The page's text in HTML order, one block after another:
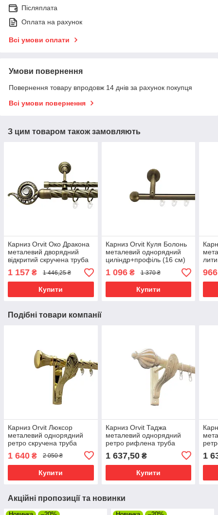
Післяплата
Оплата на рахунок
Всі умови оплати
Умови повернення
Повернення товару впродовж 14 днів за рахунок покупця
Всі умови повернення
З цим товаром також замовляють
Карниз Orvit Око Дракона
металевий дворядний
відкритий скручена труба
25\16 мм 200 см (00-
00018086)
1 157 ₴ 1 446,25 ₴
Купити
Карниз Orvit Куля Болонь
металевий однорядний
циліндр+профіль (16 см)
профільна труба Антик 19
мм 400 см (7218011)
1 096₴ 1 370 ₴
Купити
966
Подібні товари компанії
Карниз Orvit Люксор
металевий однорядний
ретро скручена труба
кільце фасонне металеве
Золото 25 мм 300 см (00-
00010850)
1 640 ₴ 2 050 ₴
Купити
Карниз Orvit Таджа
металевий однорядний
ретро рифлена труба
Золото 25 мм 240 см (00-
00010621)
1 637,50₴
Купити
1
Акційні пропозиції та новинки